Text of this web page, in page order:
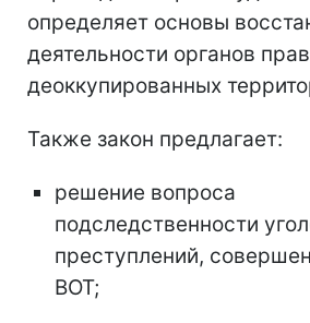
определяет основы
деятельности органов
деоккупированных
Также закон предлагает:
решение вопроса
подследственности
преступлений,
ВОТ;